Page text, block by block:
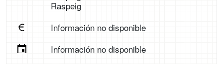
Raspeig
Información no disponible
Información no disponible